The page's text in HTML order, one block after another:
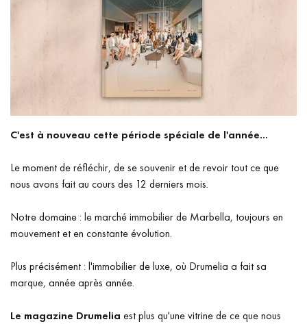
C'est à nouveau cette période spéciale de l'année...
Le moment de réfléchir, de se souvenir et de revoir tout ce que
nous avons fait au cours des 12 derniers mois.
Notre domaine : le marché immobilier de Marbella, toujours en
mouvement et en constante évolution.
Plus précisément : l'immobilier de luxe, où Drumelia a fait sa
marque, année après année.
Le magazine Drumelia est plus qu'une vitrine de ce que nous